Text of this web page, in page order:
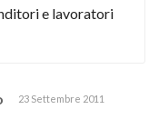
e lavoratori
23 Settembre 2011